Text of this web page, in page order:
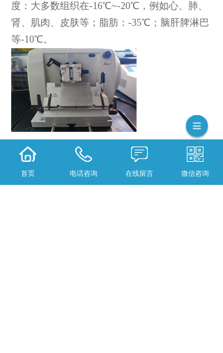
度：大多数组织在-16℃~-20℃，例如心、肺、
肾、肌肉、皮肤等；脂肪：-35℃；脑肝脾淋巴
等-10℃。
首页 电话咨询 在线留言 微信咨询